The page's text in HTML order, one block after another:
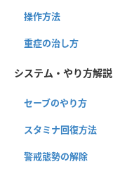
操作方法
重症の治し方
システム・やり方解説
セーブのやり方
スタミナ回復方法
警戒態勢の解除